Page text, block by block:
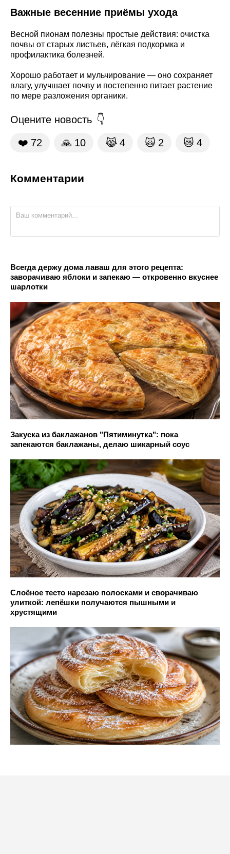
Важные весенние приёмы ухода
Весной пионам полезны простые действия: очистка
почвы от старых листьев, лёгкая подкормка и
профилактика болезней.
Хорошо работает и мульчирование — оно сохраняет
влагу, улучшает почву и постепенно питает растение
по мере разложения органики.
Оцените новость
❤️ 72 🙏 10 😹 4 🙀 2 😿 4
Комментарии
Всегда держу дома лаваш для этого рецепта:
заворачиваю яблоки и запекаю — откровенно вкуснее
шарлотки
Закуска из баклажанов "Пятиминутка": пока
запекаются баклажаны, делаю шикарный соус
Слоёное тесто нарезаю полосками и сворачиваю
улиткой: лепёшки получаются пышными и
хрустящими